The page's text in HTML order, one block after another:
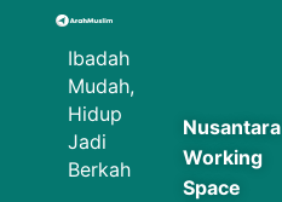
Ibadah
Mudah,
Hidup
Jadi
Berkah
Nusantara
Working
Space